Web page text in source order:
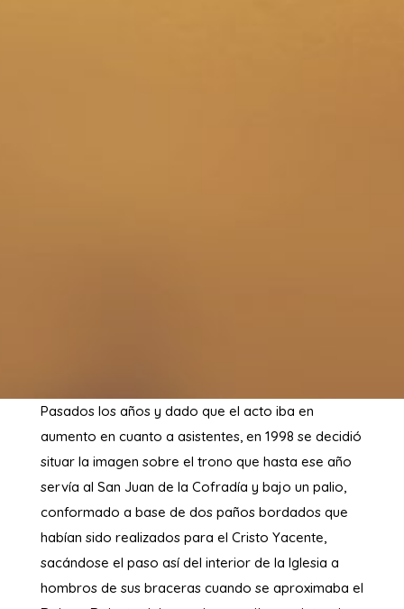
Pasados los años y dado que el acto iba en
aumento en cuanto a asistentes, en 1998 se decidió
situar la imagen sobre el trono que hasta ese año
servía al San Juan de la Cofradía y bajo un palio,
conformado a base de dos paños bordados que
habían sido realizados para el Cristo Yacente,
sacándose el paso así del interior de la Iglesia a
hombros de sus braceras cuando se aproximaba el